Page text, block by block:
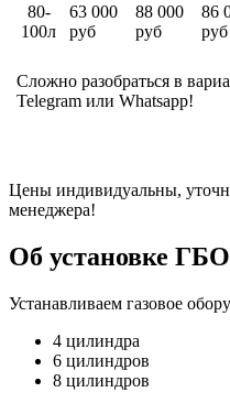
80-
100л
63 000
руб
88 000
руб
86
руб
Сложно разобраться в
Telegram или Whatsapp!
Цены индивидуальны,
менеджера!
Об установке ГБО
Устанавливаем газовое
4 цилиндра
6 цилиндров
8 цилиндров